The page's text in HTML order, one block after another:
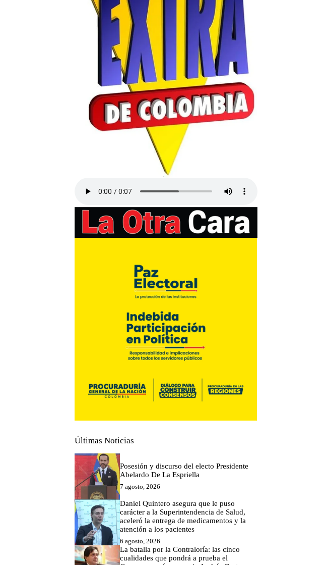
Últimas Noticias
Posesión y discurso del electo Presidente
Abelardo De La Espriella
7 agosto, 2026
Daniel Quintero asegura que le puso
carácter a la Superintendencia de Salud,
aceleró la entrega de medicamentos y la
atención a los pacientes
6 agosto, 2026
La batalla por la Contraloría: las cinco
cualidades que pondrá a prueba el